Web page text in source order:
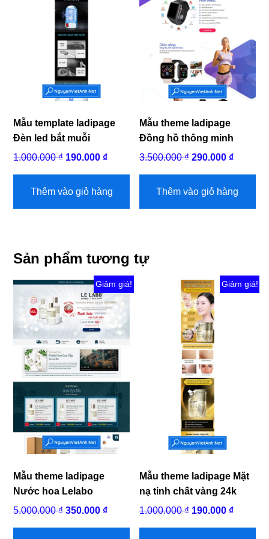
Mẫu template ladipage
Đèn led bắt muỗi
1.000.000₫ Giá
là:
1.000.000 ₫.
190.000 ₫Giá
là:
Thêm vào giỏ hàng
Mẫu theme ladipage
Đồng hồ thông minh
3.500.000₫ Giá
3.500.000 ₫.
290.000 ₫Giá
là:
Thêm vào giỏ hàng
Sản phẩm tương tự
Giảm giá!
Mẫu theme ladipage
Nước hoa Lelabo
5.000.000₫ Giá
350.000 ₫Giá
Giảm giá!
Mẫu theme ladipage Mặt
nạ tinh chất vàng 24k
1.000.000₫ Giá
190.000 ₫Giá